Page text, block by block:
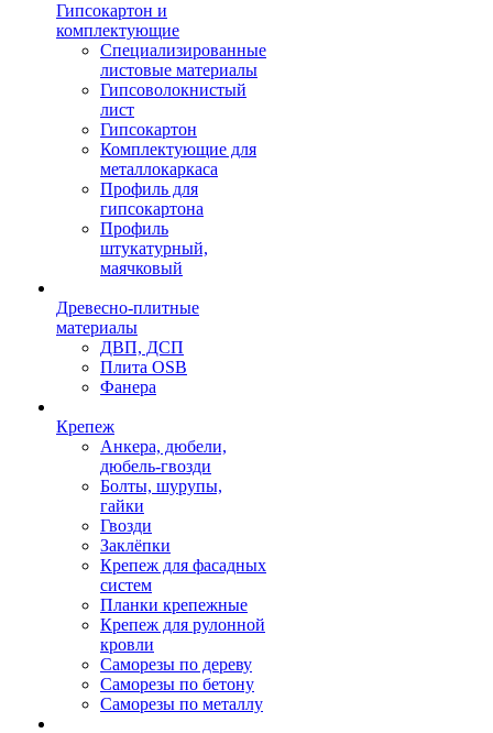
Гипсокартон и
комплектующие
Специализированные
листовые материалы
Гипсоволокнистый
лист
Гипсокартон
Комплектующие для
металлокаркаса
Профиль для
гипсокартона
Профиль
штукатурный,
маячковый
Древесно-плитные
материалы
ДВП, ДСП
Плита OSB
Фанера
Крепеж
Анкера, дюбели,
дюбель-гвозди
Болты, шурупы,
гайки
Гвозди
Заклёпки
Крепеж для фасадных
систем
Планки крепежные
Крепеж для рулонной
кровли
Саморезы по дереву
Саморезы по бетону
Саморезы по металлу